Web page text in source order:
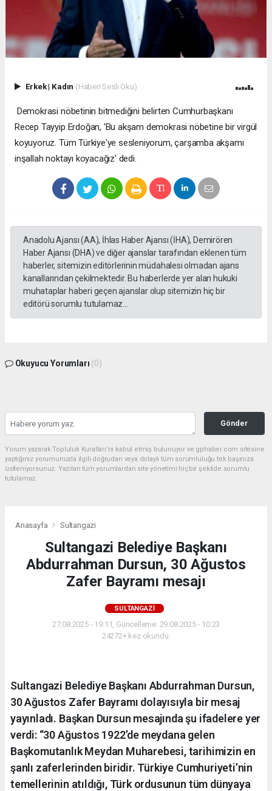
Erkek| Kadın (Haberi Sesli Oku)
Demokrasi nöbetinin bitmediğini belirten Cumhurbaşkanı
Recep Tayyip Erdoğan, 'Bu akşam demokrasi nöbetine bir virgül
koyuyoruz. Tüm Türkiye'ye sesleniyorum, çarşamba akşamı
inşallah noktayı koyacağız' dedi.
Anadolu Ajansı (AA), İhlas Haber Ajansı (İHA), Demirören
Haber Ajansı (DHA) ve diğer ajanslar tarafından eklenen tüm
haberler, sitemizin editörlerinin müdahalesi olmadan ajans
kanallarından çekilmektedir. Bu haberlerde yer alan hukuki
muhataplar haberi geçen ajanslar olup sitemizin hiç bir
editörü sorumlu tutulamaz...
Okuyucu Yorumları (0)
Gönder
Yorum yazarak Topluluk Kuralları’nı kabul etmiş bulunuyor ve gphaber.com sitesine
yaptığınız yorumunuzla ilgili doğrudan veya dolaylı tüm sorumluluğu tek başınıza
üstleniyorsunuz. Yazılan tüm yorumlardan site yönetimi hiçbir şekilde sorumlu
tutulamaz.
Anasayfa Sultangazi
Sultangazi Belediye Başkanı
Abdurrahman Dursun, 30 Ağustos
Zafer Bayramı mesajı
SULTANGAZI
27.08.2025 - 19:11, Güncelleme: 29.08.2025 - 10:23
24272+ kez okundu.
Sultangazi Belediye Başkanı Abdurrahman Dursun,
30 Ağustos Zafer Bayramı dolayısıyla bir mesaj
yayınladı. Başkan Dursun mesajında şu ifadelere yer
verdi: “30 Ağustos 1922’de meydana gelen
Başkomutanlık Meydan Muharebesi, tarihimizin en
şanlı zaferlerinden biridir. Türkiye Cumhuriyeti’nin
temellerinin atıldığı, Türk ordusunun tüm dünyaya